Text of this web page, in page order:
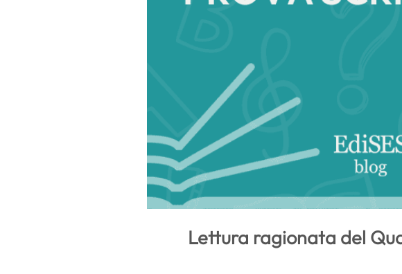
Lettura ragionata del